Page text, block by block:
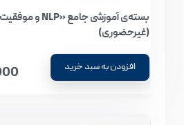
بسته‌ی آموزشی جامع «میراث | تربیت
(غیرحضوری)
افزودن به سبد خرید